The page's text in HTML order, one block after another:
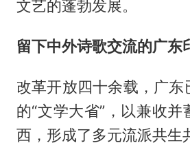
文艺的蓬勃发展。
留下中外诗歌交流的广东
改革开放四十余载，广东
的“文学大省”，以兼收并
西，形成了多元流派共生